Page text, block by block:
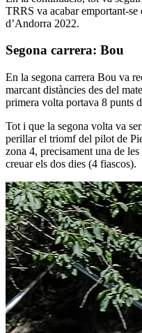
TRRS va acabar emportant-
d’Andorra 2022.
Segona carrera: Bou
En la segona carrera Bou va
marcant distàncies des del
primera volta portava 8 punts
Tot i que la segona volta va
perillar el triomf del pilot de
zona 4, precisament una de
creuar els dos dies (4 fiascos).